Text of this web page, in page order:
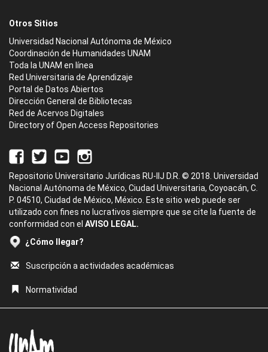
Otros Sitios
Universidad Nacional Autónoma de México
Coordinación de Humanidades UNAM
Toda la UNAM en línea
Red Universitaria de Aprendizaje
Portal de Datos Abiertos
Dirección General de Bibliotecas
Red de Acervos Digitales
Directory of Open Access Repositories
Repositorio Universitario Jurídicas RU-IIJ D.R. © 2018. Universidad
Nacional Autónoma de México, Ciudad Universitaria, Coyoacán, C.
P. 04510, Ciudad de México, México. Este sitio web puede ser
utilizado con fines no lucrativos siempre que se cite la fuente de
conformidad con el AVISO LEGAL.
¿Cómo llegar?
Suscripción a actividades académicas
Normatividad